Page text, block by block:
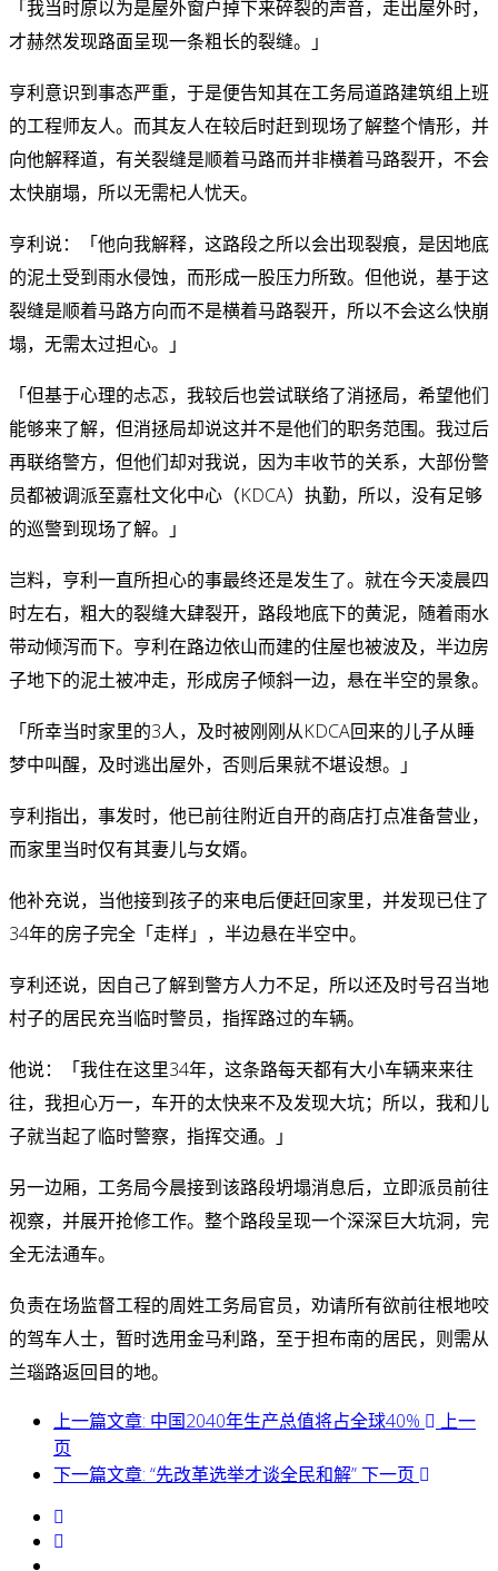
「我当时原以为是屋外窗户掉下来碎裂的声音，走出屋外时，
才赫然发现路面呈现一条粗长的裂缝。」
亨利意识到事态严重，于是便告知其在工务局道路建筑组上班
的工程师友人。而其友人在较后时赶到现场了解整个情形，并
向他解释道，有关裂缝是顺着马路而并非横着马路裂开，不会
太快崩塌，所以无需杞人忧天。
亨利说：「他向我解释，这路段之所以会出现裂痕，是因地底
的泥土受到雨水侵蚀，而形成一股压力所致。但他说，基于这
裂缝是顺着马路方向而不是横着马路裂开，所以不会这么快崩
塌，无需太过担心。」
「但基于心理的忐忑，我较后也尝试联络了消拯局，希望他们
能够来了解，但消拯局却说这并不是他们的职务范围。我过后
再联络警方，但他们却对我说，因为丰收节的关系，大部份警
员都被调派至嘉杜文化中心（KDCA）执勤，所以，没有足够
的巡警到现场了解。」
岂料，亨利一直所担心的事最终还是发生了。就在今天凌晨四
时左右，粗大的裂缝大肆裂开，路段地底下的黄泥，随着雨水
带动倾泻而下。亨利在路边依山而建的住屋也被波及，半边房
子地下的泥土被冲走，形成房子倾斜一边，悬在半空的景象。
「所幸当时家里的3人，及时被刚刚从KDCA回来的儿子从睡
梦中叫醒，及时逃出屋外，否则后果就不堪设想。」
亨利指出，事发时，他已前往附近自开的商店打点准备营业，
而家里当时仅有其妻儿与女婿。
他补充说，当他接到孩子的来电后便赶回家里，并发现已住了
34年的房子完全「走样」，半边悬在半空中。
亨利还说，因自己了解到警方人力不足，所以还及时号召当地
村子的居民充当临时警员，指挥路过的车辆。
他说：「我住在这里34年，这条路每天都有大小车辆来来往
往，我担心万一，车开的太快来不及发现大坑；所以，我和儿
子就当起了临时警察，指挥交通。」
另一边厢，工务局今晨接到该路段坍塌消息后，立即派员前往
视察，并展开抢修工作。整个路段呈现一个深深巨大坑洞，完
全无法通车。
负责在场监督工程的周姓工务局官员，劝请所有欲前往根地咬
的驾车人士，暂时选用金马利路，至于担布南的居民，则需从
兰瑙路返回目的地。
上一篇文章: 中国2040年生产总值将占全球40%
上一
页
下一篇文章: “先改革选举才谈全民和解”下一页